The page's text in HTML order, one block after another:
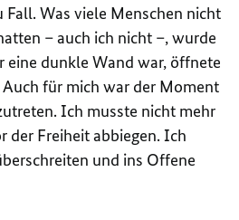
Fall. Was viele Menschen nicht
– auch ich nicht –, wurde
eine dunkle Wand war, öffnete
Auch für mich war der Moment
Ich musste nicht mehr
der Freiheit abbiegen. Ich
und ins Offene